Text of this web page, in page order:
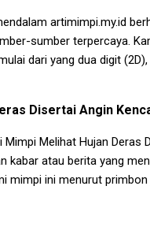
artimimpi.my.id
sumber terpercaya.
dari yang dua digit
Disertai Angin
Mimpi Melihat Hujan Deras
kabar atau berita yang
mimpi ini menurut primbon